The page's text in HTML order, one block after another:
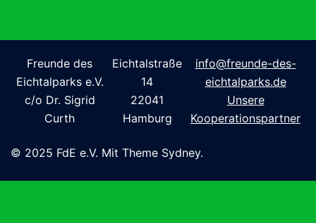
Freunde des
Eichtalparks e.V.
c/o Dr. Sigrid
Curth
Eichtalstraße
14
22041
Hamburg
info@freunde-des-
eichtalparks.de
Unsere
Kooperationspartner
© 2025 FdE e.V. Mit Theme Sydney.